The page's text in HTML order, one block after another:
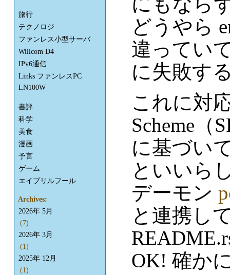
どうやら
違ってい
に失敗す
これに対
Scheme（
に基づい
といいら
デーモン
と連携し
OK! 確か
旅行
テクノロジ
ファンレス小型サーバ
Willcom D4
IPv6通信
Links ファンレスPC
LN100W
書評
科学
美食
漫画
予言
ゲーム
エイプリルフール
Archives:
2026年 5月
(7)
2026年 3月
(1)
2025年 12月
(1)